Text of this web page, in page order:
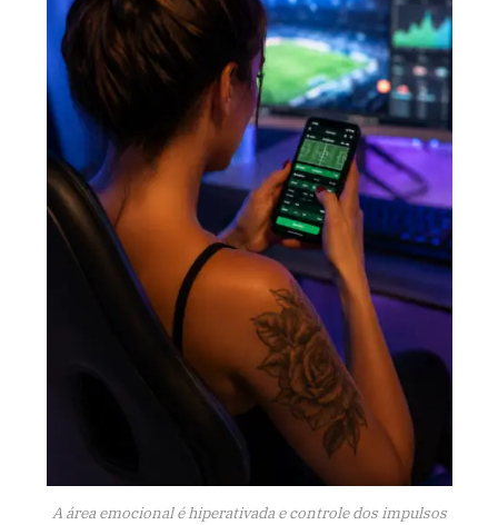
A área emocional é hiperativada e controle dos impulsos